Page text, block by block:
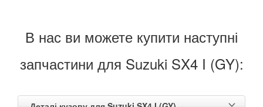
В нас ви можете купити наступні
запчастини для Suzuki SX4 I (GY):